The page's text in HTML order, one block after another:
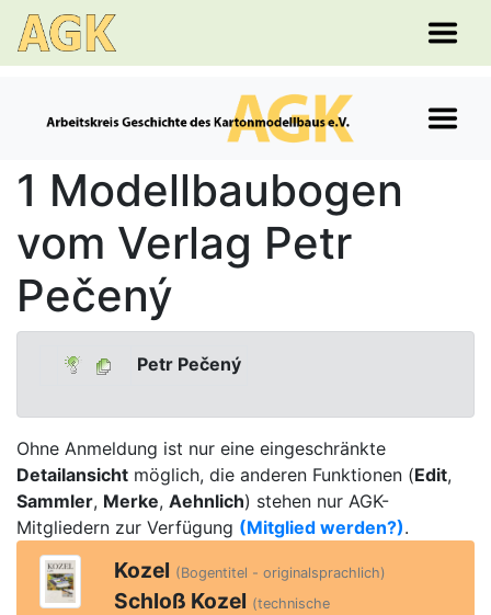
1 Modellbaubogen
vom Verlag Petr
Pečený
Petr Pečený
Ohne Anmeldung ist nur eine eingeschränkte
Detailansicht möglich, die anderen Funktionen (Edit,
Sammler, Merke, Aehnlich) stehen nur AGK-
Mitgliedern zur Verfügung (Mitglied werden?).
Kozel (Bogentitel - originalsprachlich)
Schloß Kozel (technische